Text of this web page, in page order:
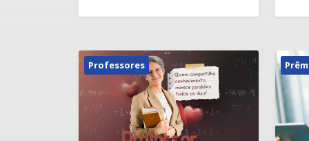
Professores